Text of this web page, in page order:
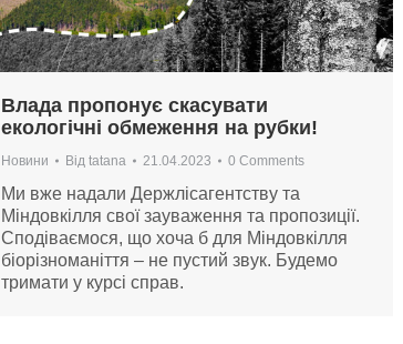
Влада пропонує скасувати
екологічні обмеження на рубки!
Новини Від tatana 21.04.2023 0 Comments
Ми вже надали Держлісагентству та
Міндовкілля свої зауваження та пропозиції.
Сподіваємося, що хоча б для Міндовкілля
біорізноманіття – не пустий звук. Будемо
тримати у курсі справ.